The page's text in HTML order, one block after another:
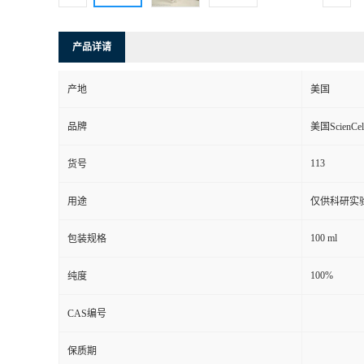
产品详请
产地 美国
品牌 美国
货号 113
用途 仅供科研实
包装规格 100 ml
纯度 100%
CAS编号
保质期